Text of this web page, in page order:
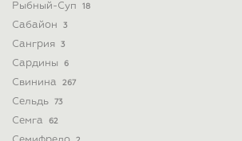
Рыбный-Суп 18
Сабайон 3
Сангрия 3
Сардины 6
Свинина 267
Сельдь 73
Семга 62